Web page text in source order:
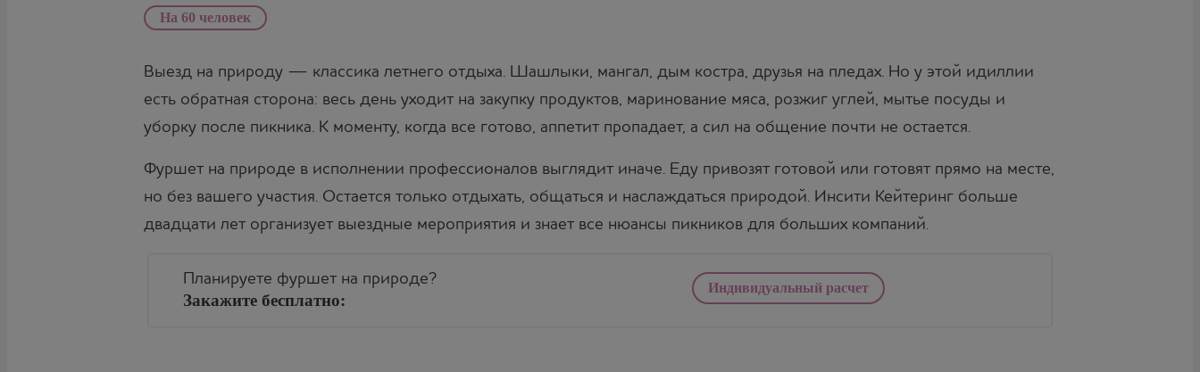
На 60 человек
Выезд на природу — классика летнего отдыха. Шашлыки, мангал, дым костра, друзья на пледах. Но у этой идиллии
есть обратная сторона: весь день уходит на закупку продуктов, маринование мяса, розжиг углей, мытье посуды и
уборку после пикника. К моменту, когда все готово, аппетит пропадает, а сил на общение почти не остается.
Фуршет на природе в исполнении профессионалов выглядит иначе. Еду привозят готовой или готовят прямо на месте,
но без вашего участия. Остается только отдыхать, общаться и наслаждаться природой. Инсити Кейтеринг больше
двадцати лет организует выездные мероприятия и знает все нюансы пикников для больших компаний.
Планируете фуршет на природе?
Закажите бесплатно:
Индивидуальный расчет